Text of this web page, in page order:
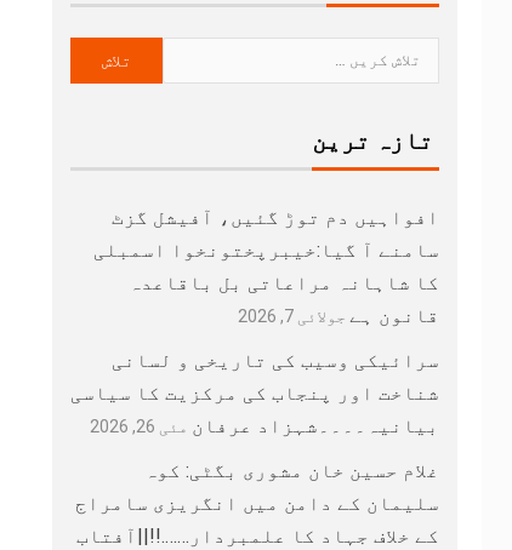
تازہ ترین
افواہیں دم توڑ گئیں، آفیشل گزٹ
سامنے آ گیا:خیبرپختونخوا اسمبلی
کا شاہانہ مراعاتی بل باقاعدہ
قانون ہے جولائی 7, 2026
سرائیکی وسیب کی تاریخی و لسانی
شناخت اور پنجاب کی مرکزیت کا سیاسی
بیانیہ۔۔۔۔شہزاد عرفان مئی 26, 2026
غلام حسین خان مشوری بگٹی: کوہ
سلیمان کے دامن میں انگریزی سامراج
کے خلاف جہاد کا علمبردار…….!!||آفتاب